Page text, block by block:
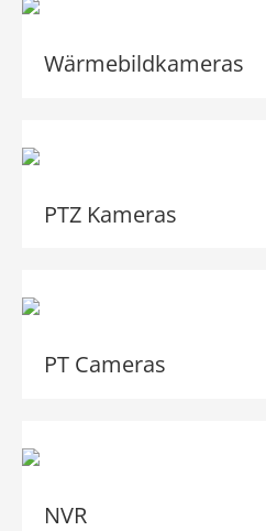
Wärmebildkameras
PTZ Kameras
PT Cameras
NVR